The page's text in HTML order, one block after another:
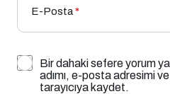
E-Posta*
Bir dahaki sefere yorum
adımı, e-posta adresimi
tarayıcıya kaydet.